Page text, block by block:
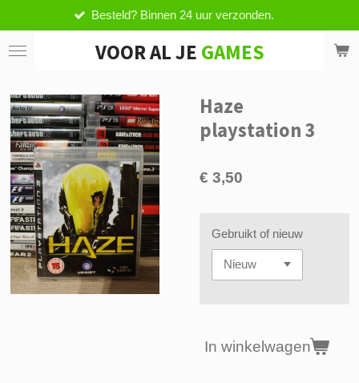
direct
naar
VOOR AL JE GAMES
Binnen 24 uur verzonden.
Haze
playstation 3
€ 3,50
Gebruikt of nieuw
In winkelwagen